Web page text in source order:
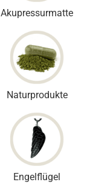
Akupressurmatte
Naturprodukte
Engelflügel